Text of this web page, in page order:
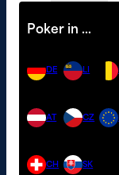
Poker in …
DE
AT
CH
LI
CZ
SK